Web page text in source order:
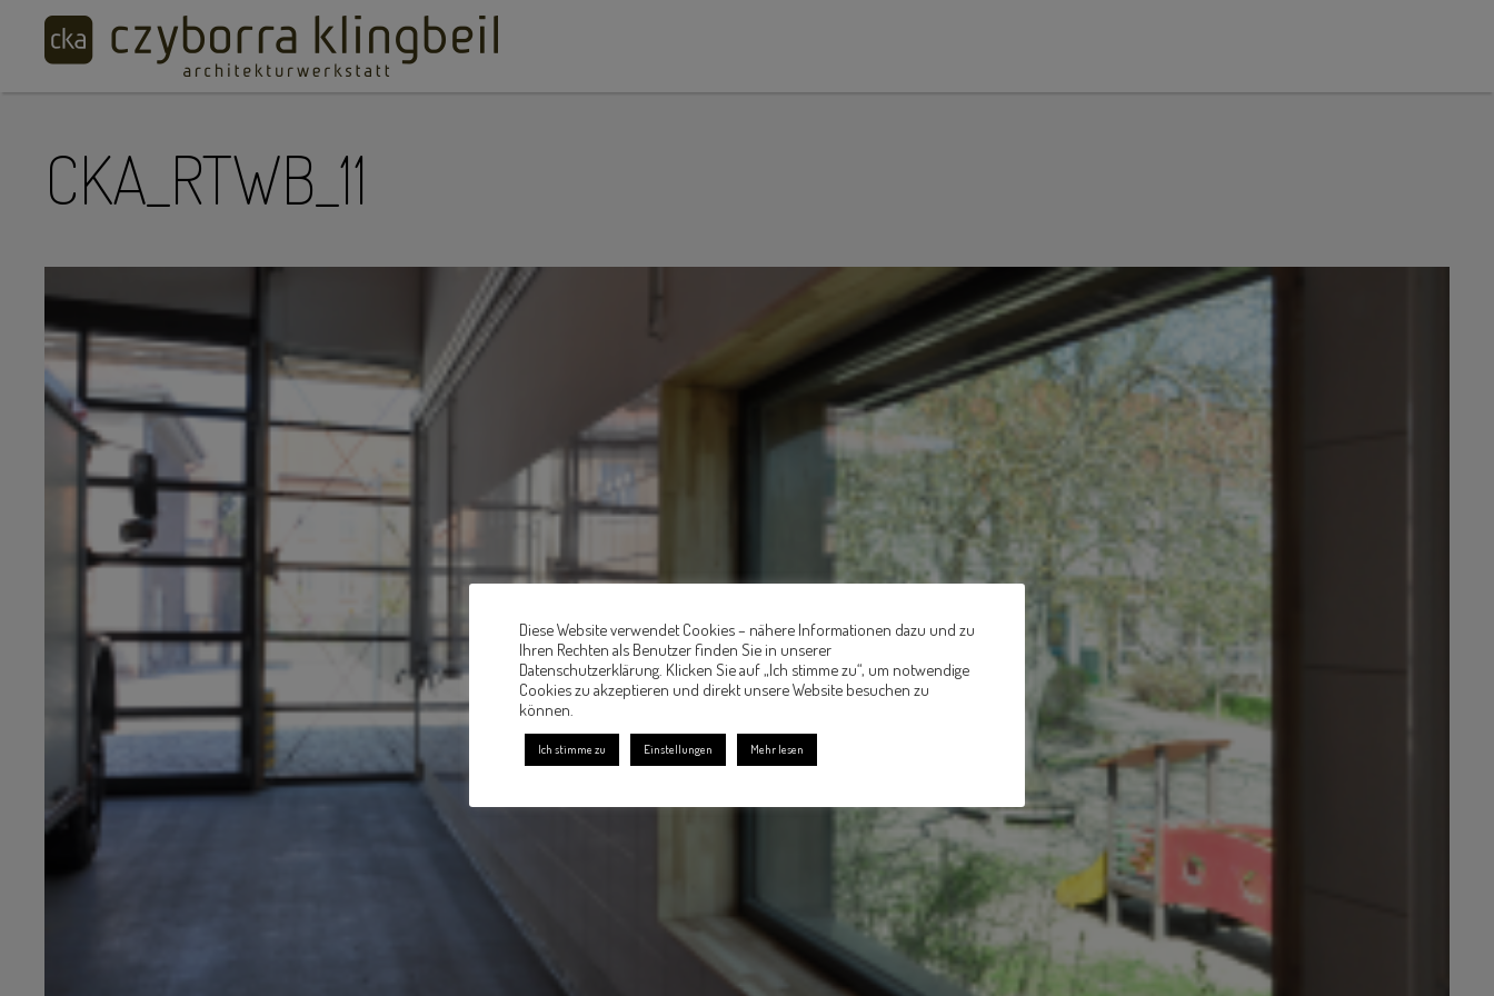
CKA_RTWB_11
Diese Website verwendet Cookies – nähere Informationen dazu und zu
Ihren Rechten als Benutzer finden Sie in unserer
Datenschutzerklärung. Klicken Sie auf „Ich stimme zu“, um notwendige
Cookies zu akzeptieren und direkt unsere Website besuchen zu
können.
Ich stimme zu Einstellungen Mehr lesen